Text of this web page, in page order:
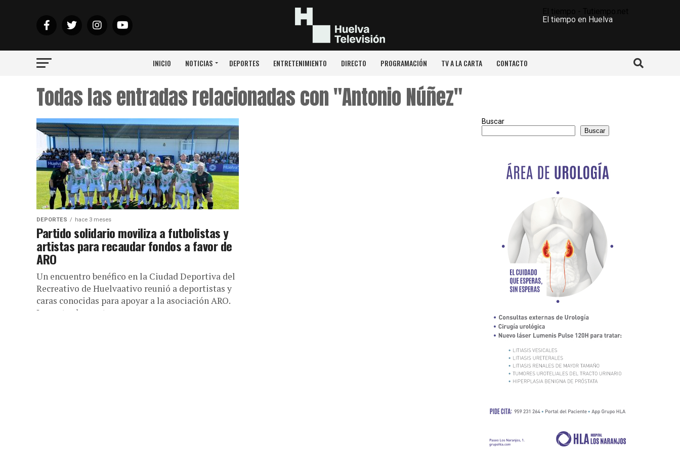
El tiempo en Huelva
INICIO NOTICIAS DEPORTES ENTRETENIMIENTO DIRECTO PROGRAMACIÓN TV A LA CARTA CONTACTO
Todas las entradas relacionadas con "Antonio Núñez"
DEPORTES hace 3 meses
Partido solidario moviliza a futbolistas y
artistas para recaudar fondos a favor de
ARO
Un encuentro benéfico en la Ciudad Deportiva del
Recreativo de Huelvaativo reunió a deportistas y
caras conocidas para apoyar a la asociación ARO.
Las entradas costaron...
Buscar
Buscar